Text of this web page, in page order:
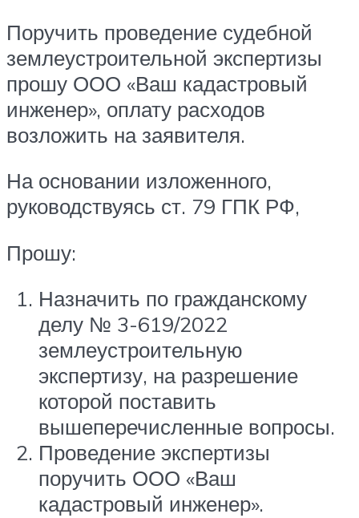
Поручить проведение судебной
землеустроительной экспертизы
прошу ООО «Ваш кадастровый
инженер», оплату расходов
возложить на заявителя.
На основании изложенного,
руководствуясь ст. 79 ГПК РФ,
Прошу:
Назначить по гражданскому
делу № 3-619/2022
землеустроительную
экспертизу, на разрешение
которой поставить
вышеперечисленные вопросы.
Проведение экспертизы
поручить ООО «Ваш
кадастровый инженер».